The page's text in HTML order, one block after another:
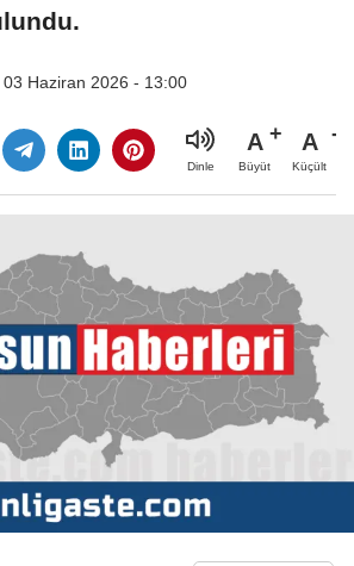
03 Haziran 2026 - 13:00
Dinle
A
Büyüt
A
Küçült